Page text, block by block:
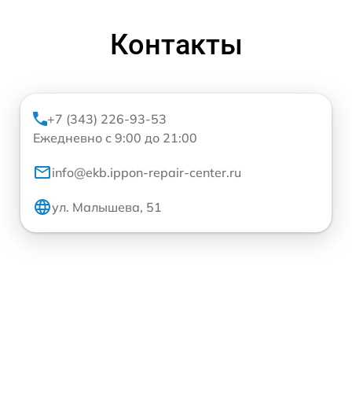
Контакты
+7 (343) 226-93-53
Ежедневно с 9:00 до 21:00
info@ekb.ippon-repair-center.ru
ул. Малышева, 51